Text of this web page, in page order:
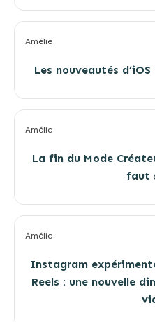
Amélie
Les nouveautés
Amélie
La fin du Mode
faut
Amélie
Instagram
Reels : une nouvelle